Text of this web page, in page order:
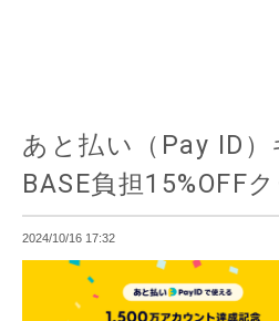
あと払い（Pay ID）
BASE負担15%OFF
2024/10/16 17:32